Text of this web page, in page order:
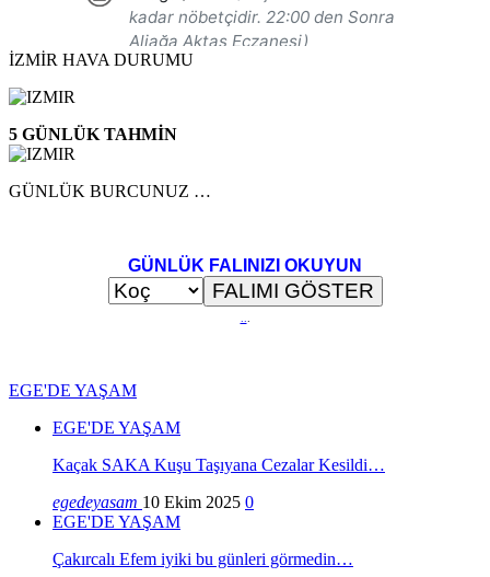
İZMİR HAVA DURUMU
5 GÜNLÜK TAHMİN
GÜNLÜK BURCUNUZ …
GÜNLÜK FALINIZI OKUYUN
...
EGE'DE YAŞAM
EGE'DE YAŞAM
Kaçak SAKA Kuşu Taşıyana Cezalar Kesildi…
egedeyasam 10 Ekim 2025 0
EGE'DE YAŞAM
Çakırcalı Efem iyiki bu günleri görmedin…